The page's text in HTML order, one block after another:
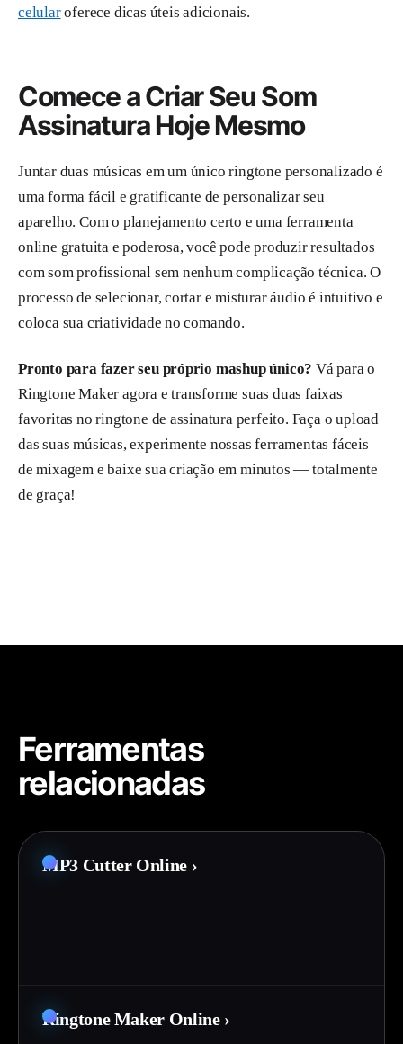
celularoferece dicas úteis adicionais.
Comece a Criar Seu Som
Assinatura Hoje Mesmo
Juntar duas músicas em um único ringtone personalizado é
uma forma fácil e gratificante de personalizar seu
aparelho. Com o planejamento certo e uma ferramenta
online gratuita e poderosa, você pode produzir resultados
com som profissional sem nenhum complicação técnica. O
processo de selecionar, cortar e misturar áudio é intuitivo e
coloca sua criatividade no comando.
Pronto para fazer seu próprio mashup único? Vá para o
Ringtone Maker agora e transforme suas duas faixas
favoritas no ringtone de assinatura perfeito. Faça o upload
das suas músicas, experimente nossas ferramentas fáceis
de mixagem e baixe sua criação em minutos — totalmente
de graça!
Ferramentas
relacionadas
MP3 Cutter Online ›
Ringtone Maker Online ›